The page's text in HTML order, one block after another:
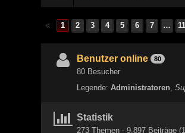
1 2 3 4 5 6 7 … 11
Benutzer online 80
80 Besucher
Legende: Administratoren
Statistik
273 Themen - 9.897 Beiträge